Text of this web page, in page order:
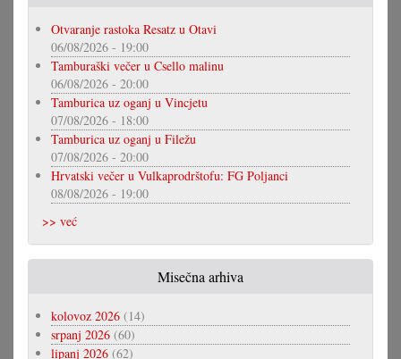
Otvaranje rastoka Resatz u Otavi
06/08/2026 - 19:00
Tamburaški večer u Csello malinu
06/08/2026 - 20:00
Tamburica uz oganj u Vincjetu
07/08/2026 - 18:00
Tamburica uz oganj u Filežu
07/08/2026 - 20:00
Hrvatski večer u Vulkaprodrštofu: FG Poljanci
08/08/2026 - 19:00
>> već
Misečna arhiva
kolovoz 2026 (14)
srpanj 2026 (60)
lipanj 2026 (62)